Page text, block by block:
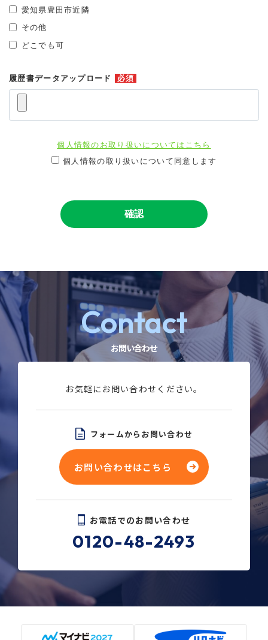
愛知県豊田市近隣
その他
どこでも可
履歴書データアップロード 必須
個人情報のお取り扱いについてはこちら
個人情報の取り扱いについて同意します
確認
Contact
お問い合わせ
お気軽にお問い合わせください。
フォームからお問い合わせ
お問い合わせはこちら
お電話でのお問い合わせ
0120-48-2493